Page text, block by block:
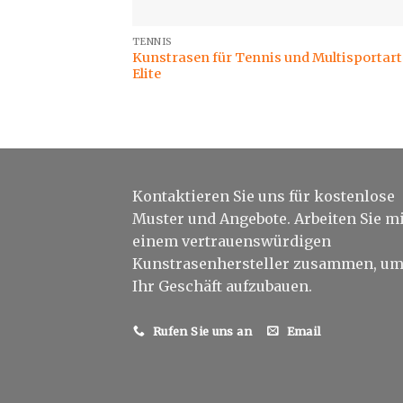
TENNIS
Kunstrasen für Tennis und
Elite
Kontaktieren Sie uns für kostenlose
Muster und Angebote. Arbeiten Sie
einem vertrauenswürdigen
Kunstrasenhersteller zusammen, um
Ihr Geschäft aufzubauen.
Rufen Sie uns an Email